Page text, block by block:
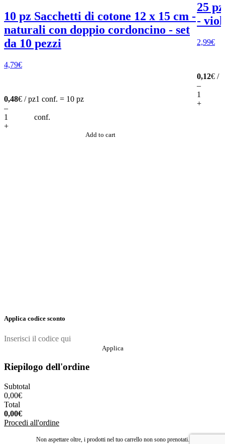
10 pz Sacchetti di cotone 12 x 15 cm -
naturali con doppio cordoncino - set
da 10 pezzi
4,79€
0,48€ / pz1 conf. = 10 pz
–
conf.
+
Add to cart
25
-
2,99€
0,12€ /
–
+
Applica codice sconto
Applica
Riepilogo dell'ordine
Subtotal
0,00€
Total
0,00€
Procedi all'ordine
Non aspettare oltre, i prodotti nel tuo carrello non sono prenotati.